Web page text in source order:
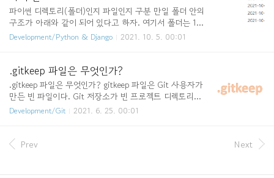
때 사용한다. nachwon.github.io https:/..
파이썬 디렉토리(폴더)인지 파일인지 구분 만일 폴더 안의
구조가 아래와 같이 되어 있다고 하자. 여기서 폴더는 1학
년 1반, 1학년 2반, 1학년 3반이고 파일은 README.md, t
인하고 싶다면 os.path.isfile()함수를 사용하면 된다. 아래
예시 코드를 참고하면 좋을 것 같다. import os # 폴더 안
에 있는 모든 폴더와 파일을 list에 저장 list = os.listdir
('폴더 경로') # ['1학년 1반', '1학년 2반', '1학년 3반', 'RE
ADME.md', 'test.txt', 'text.txt'] # os.path.isdir()함수..
Development/Python & Django 2021. 10. 5. 00:01
.gitkeep 파일은 무엇인가?
.gitkeep 파일은 무엇인가? gitkeep 파일은 Git 사용자가
만든 빈 파일이다. Git 저장소가 빈 프로젝트 디렉토리를
유지한다. 우리가 만약에 A라는 빈폴더를 생성하고 커밋
밋이 된다. 또 만일 B라는 폴더에 있던 다른 파일들이 모
Development/Git 2021. 6. 25. 00:01
Prev Next